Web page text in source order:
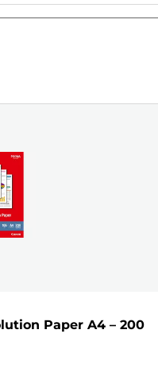
Paper A4 – 200